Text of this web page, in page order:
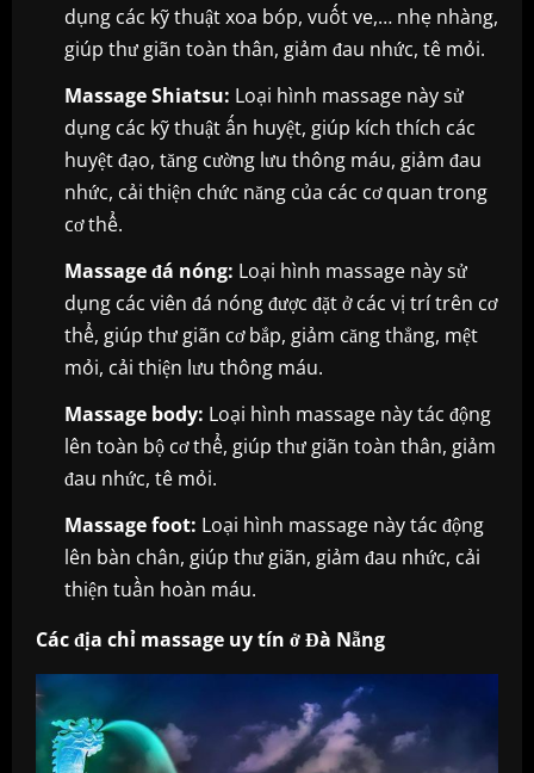
dụng các kỹ thuật xoa bóp, vuốt ve,… nhẹ nhàng,
giúp thư giãn toàn thân, giảm đau nhức, tê mỏi.
Massage Shiatsu: Loại hình massage này sử
dụng các kỹ thuật ấn huyệt, giúp kích thích các
huyệt đạo, tăng cường lưu thông máu, giảm đau
nhức, cải thiện chức năng của các cơ quan trong
cơ thể.
Massage đá nóng: Loại hình massage này sử
dụng các viên đá nóng được đặt ở các vị trí trên cơ
thể, giúp thư giãn cơ bắp, giảm căng thẳng, mệt
mỏi, cải thiện lưu thông máu.
Massage body: Loại hình massage này tác động
lên toàn bộ cơ thể, giúp thư giãn toàn thân, giảm
đau nhức, tê mỏi.
Massage foot: Loại hình massage này tác động
lên bàn chân, giúp thư giãn, giảm đau nhức, cải
thiện tuần hoàn máu.
Các địa chỉ massage uy tín ở Đà Nẵng